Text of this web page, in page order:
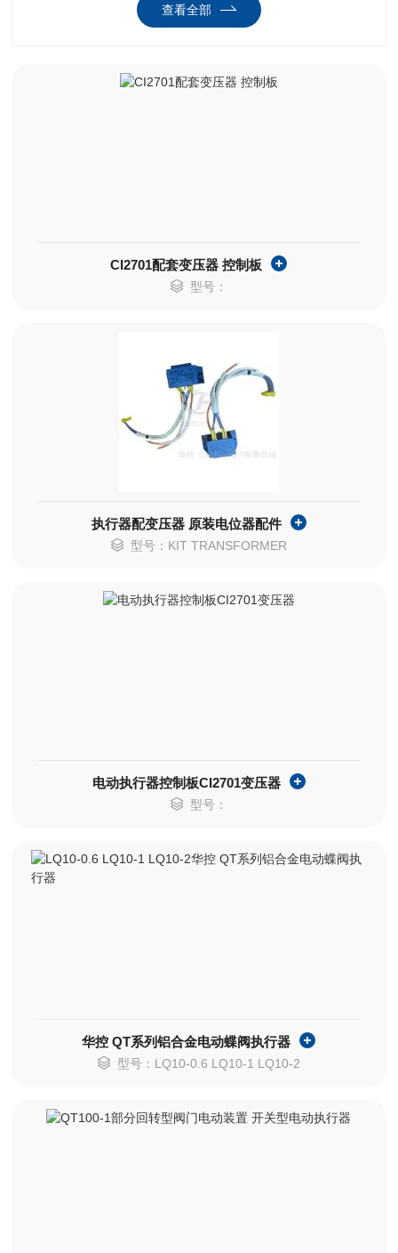
查看全部
CI2701配套变压器 控制板
型号：
执行器配变压器 原装电位器配件
型号：KIT TRANSFORMER
电动执行器控制板CI2701变压器
型号：
华控 QT系列铝合金电动蝶阀执行器
型号：LQ10-0.6 LQ10-1 LQ10-2